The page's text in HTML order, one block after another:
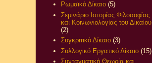
Ρωμαϊκό Δίκαιο (5)
Σεμινάριο Ιστορίας Φιλοσοφίας
και Κοινωνιολογίας του Δικαίου
(2)
Συγκριτικό Δίκαιο (3)
Συλλογικό Εργατικό Δίκαιο (15)
Συνταγματική Θεωρία και